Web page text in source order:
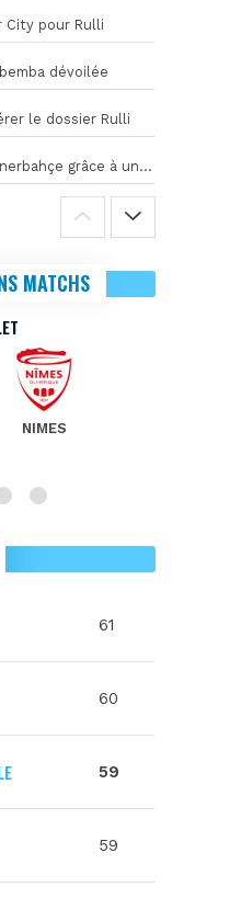
City pour Rulli
dévoilée
le dossier Rulli
Greenwood frappe fort avec Fenerbahçe grâce à un but spectaculaire
MATCHS
NIMES
61
60
59
59